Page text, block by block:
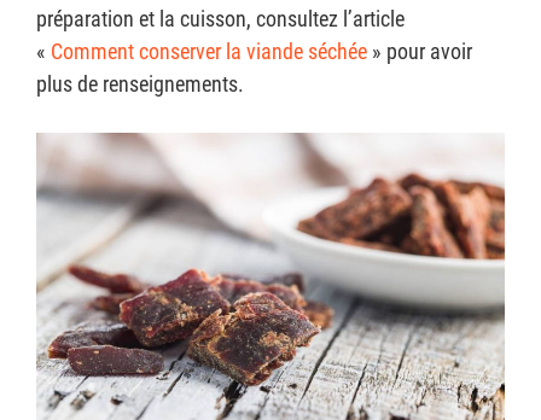
préparation et la cuisson, consultez l’article
« Comment conserver la viande séchée » pour avoir
plus de renseignements.